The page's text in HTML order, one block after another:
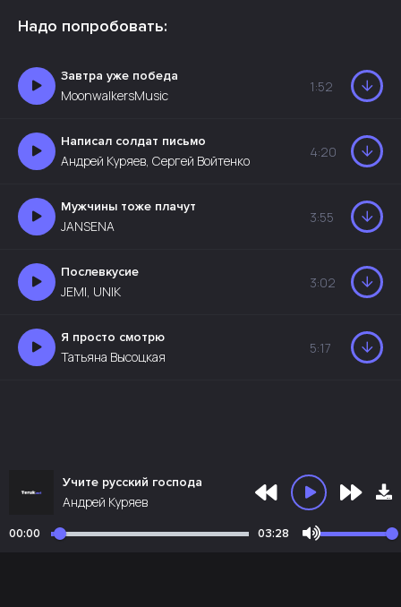
Надо попробовать:
Завтра уже победа
MoonwalkersMusic
1:52
Написал солдат письмо
Андрей Куряев, Сергей Войтенко
4:20
Мужчины тоже плачут
JANSENA
3:55
Послевкусие
JEMI, UNIK
3:02
Я просто смотрю
Татьяна Высоцкая
5:17
Учите русский господа
Андрей Куряев
00:00 03:28